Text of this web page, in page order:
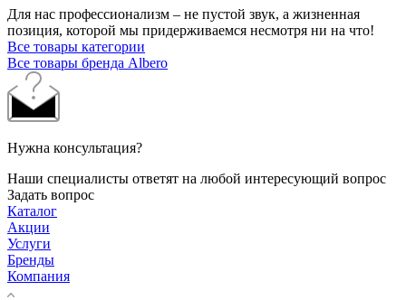
Для нас профессионализм – не пустой звук, а жизненная
позиция, которой мы придерживаемся несмотря ни на что!
Все товары категории
Все товары бренда Albero
Нужна консультация?
Наши специалисты ответят на любой интересующий вопрос
Задать вопрос
Каталог
Акции
Услуги
Бренды
Компания